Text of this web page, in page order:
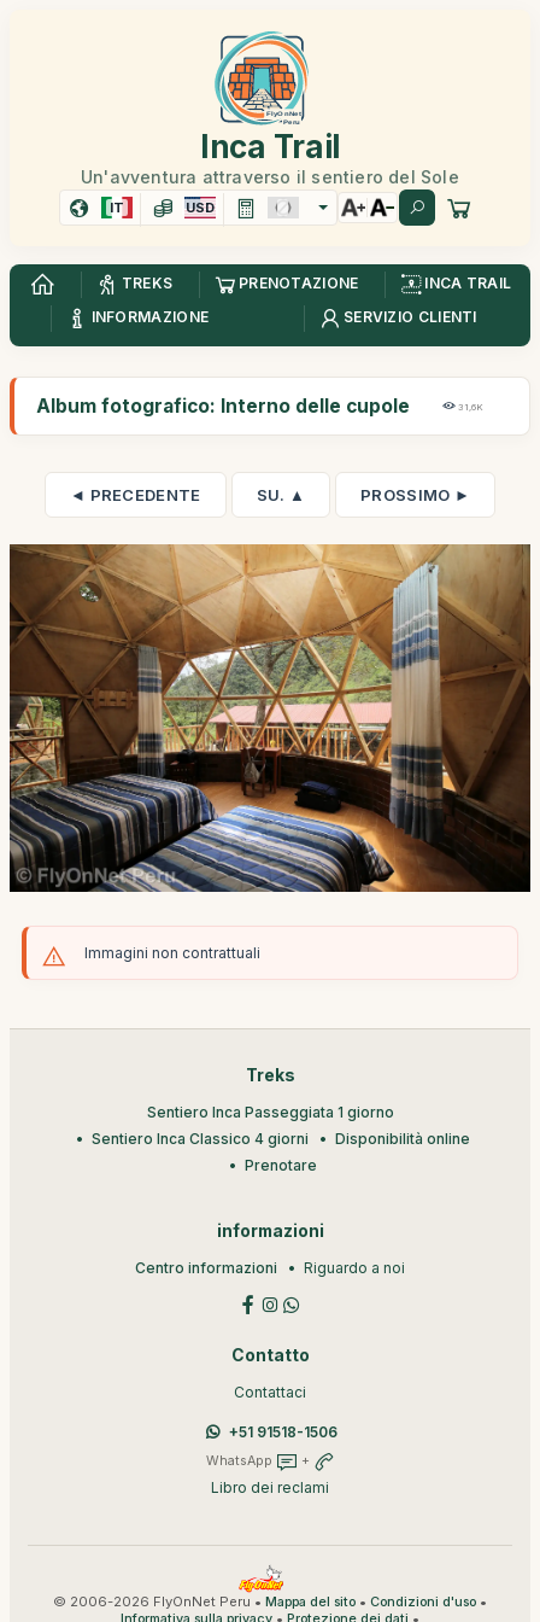
Inca Trail
Un'avventura attraverso il sentiero del Sole
IT USD
TREKS PRENOTAZIONE
INCA TRAIL
INFORMAZIONE
SERVIZIO CLIENTI
Album fotografico: Interno delle cupole 31,6K
◄ PRECEDENTE SU. ▲ PROSSIMO ►
Immagini non contrattuali
Treks
Sentiero Inca Passeggiata 1 giorno
Sentiero Inca Classico 4 giorni
Disponibilità online
Prenotare
informazioni
Centro informazioni Riguardo a noi
Contatto
Contattaci
+51 91518-1506
WhatsApp +
Libro dei reclami
© 2006-2026 FlyOnNet Peru • Mappa del sito • Condizioni d'uso •
• •